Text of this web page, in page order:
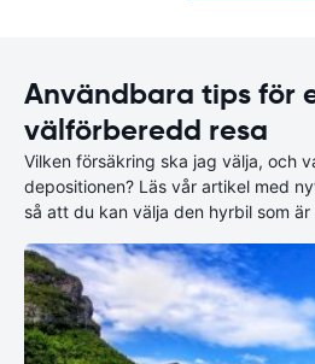
Användbara tips för
välförberedd resa
Vilken försäkring ska jag välja, och
depositionen? Läs vår artikel med
så att du kan välja den hyrbil som